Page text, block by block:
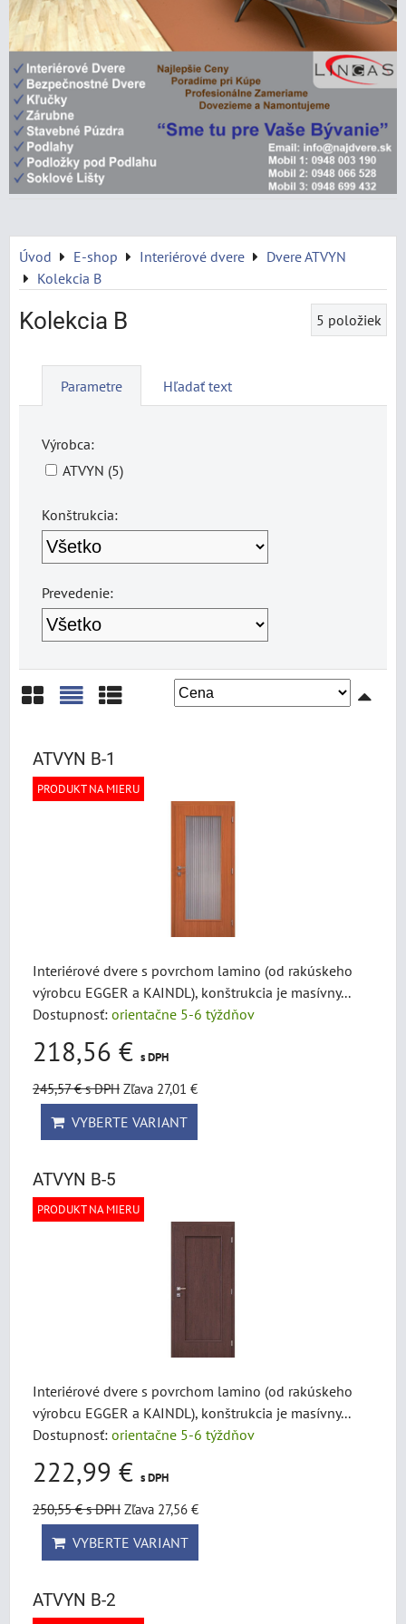
Úvod E-shop Interiérové dvere
Dvere ATVYN
Kolekcia B
Kolekcia B 5 položiek
Parametre Hľadať text
Výrobca:
ATVYN (5)
Konštrukcia:
Prevedenie:
ATVYN B-1
PRODUKT NA MIERU
Interiérové dvere s povrchom lamino (od rakúskeho
výrobcu EGGER a KAINDL), konštrukcia je masívny...
Dostupnosť: orientačne 5-6 týždňov
218,56 € s DPH
245,57 €s DPH Zľava 27,01 €
VYBERTE VARIANT
ATVYN B-5
PRODUKT NA MIERU
Interiérové dvere s povrchom lamino (od rakúskeho
výrobcu EGGER a KAINDL), konštrukcia je masívny...
Dostupnosť: orientačne 5-6 týždňov
222,99 € s DPH
250,55 €s DPH Zľava 27,56 €
VYBERTE VARIANT
ATVYN B-2